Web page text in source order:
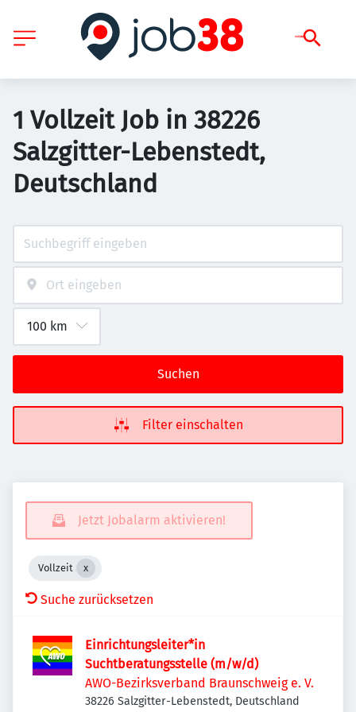
1 Vollzeit Job in 38226
Salzgitter-Lebenstedt,
Deutschland
Suchen
Filter einschalten
Jetzt Jobalarm aktivieren!
Vollzeit
Suche zurücksetzen
Einrichtungsleiter*in
Suchtberatungsstelle (m/w/d)
AWO-Bezirksverband Braunschweig e. V.
38226 Salzgitter-Lebenstedt, Deutschland